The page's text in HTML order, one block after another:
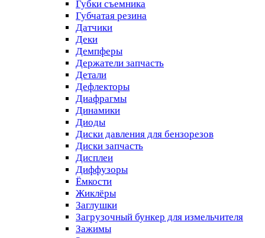
Губки съемника
Губчатая резина
Датчики
Деки
Демпферы
Держатели запчасть
Детали
Дефлекторы
Диафрагмы
Динамики
Диоды
Диски давления для бензорезов
Диски запчасть
Дисплеи
Диффузоры
Ёмкости
Жиклёры
Заглушки
Загрузочный бункер для измельчителя
Зажимы